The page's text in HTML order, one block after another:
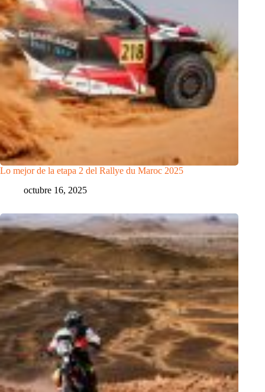
Lo mejor de la etapa 2 del Rallye du Maroc 2025
octubre 16, 2025